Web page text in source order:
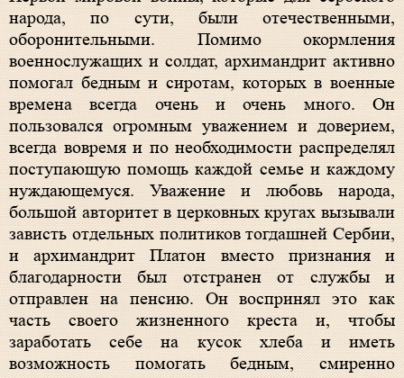
народа, по сути, были отечественными,
оборонительными. Помимо окормления
военнослужащих и солдат, архимандрит активно
помогал бедным и сиротам, которых в военные
времена всегда очень и очень много. Он
пользовался огромным уважением и доверием,
всегда вовремя и по необходимости распределял
поступающую помощь каждой семье и каждому
нуждающемуся. Уважение и любовь народа,
большой авторитет в церковных кругах вызывали
зависть отдельных политиков тогдашней Сербии,
и архимандрит Платон вместо признания и
благодарности был отстранен от службы и
отправлен на пенсию. Он воспринял это как
часть своего жизненного креста и, чтобы
заработать себе на кусок хлеба и иметь
возможность помогать бедным, смиренно